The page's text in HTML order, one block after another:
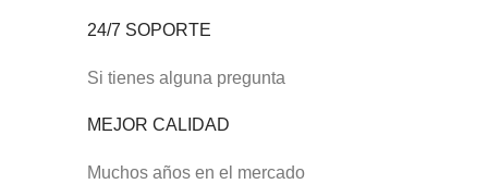
24/7 SOPORTE
Si tienes alguna pregunta
MEJOR CALIDAD
Muchos años en el mercado